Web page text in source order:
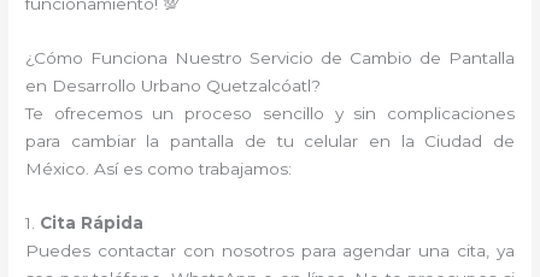
funcionamiento! 💯
¿Cómo Funciona Nuestro Servicio de Cambio de Pantalla
en Desarrollo Urbano Quetzalcóatl?
Te ofrecemos un proceso sencillo y sin complicaciones
para cambiar la pantalla de tu celular en la Ciudad de
México. Así es como trabajamos:
1. Cita Rápida
Puedes contactar con nosotros para agendar una cita, ya